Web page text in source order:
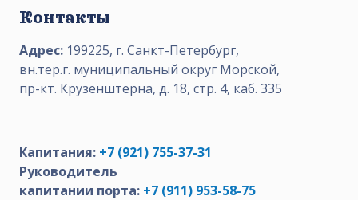
Контакты
Адрес: 199225, г. Санкт-Петербург,
вн.тер.г. муниципальный округ Морской,
пр-кт. Крузенштерна, д. 18, стр. 4, каб. 335
Капитания: +7 (921) 755-37-31
Руководитель
капитании порта: +7 (911) 953-58-75